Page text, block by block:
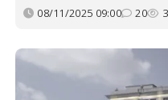
08/11/2025 09:00 20